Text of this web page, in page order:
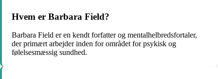
Hvem er Barbara Field?
Barbara Field er en kendt forfatter og mentalhelbredsfortaler,
der primært arbejder inden for området for psykisk og
følelsesmæssig sundhed.